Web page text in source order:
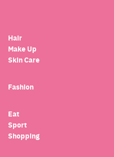
Search
for:
Hair
Make Up
Skin Care
Fashion
Eat
Sport
Shopping